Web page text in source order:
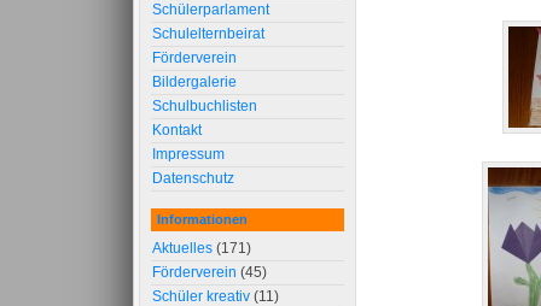
Schülerparlament
Schulelternbeirat
Förderverein
Bildergalerie
Schulbuchlisten
Kontakt
Impressum
Datenschutz
Informationen
Aktuelles (171)
Förderverein (45)
Schüler kreativ (11)